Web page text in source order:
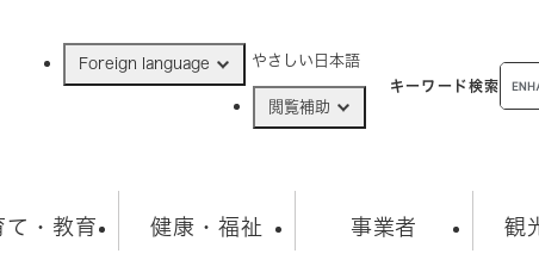
Foreign language やさしい日本語
閲覧補助
キーワード検索
て・教育 健康・福祉 事業者 観